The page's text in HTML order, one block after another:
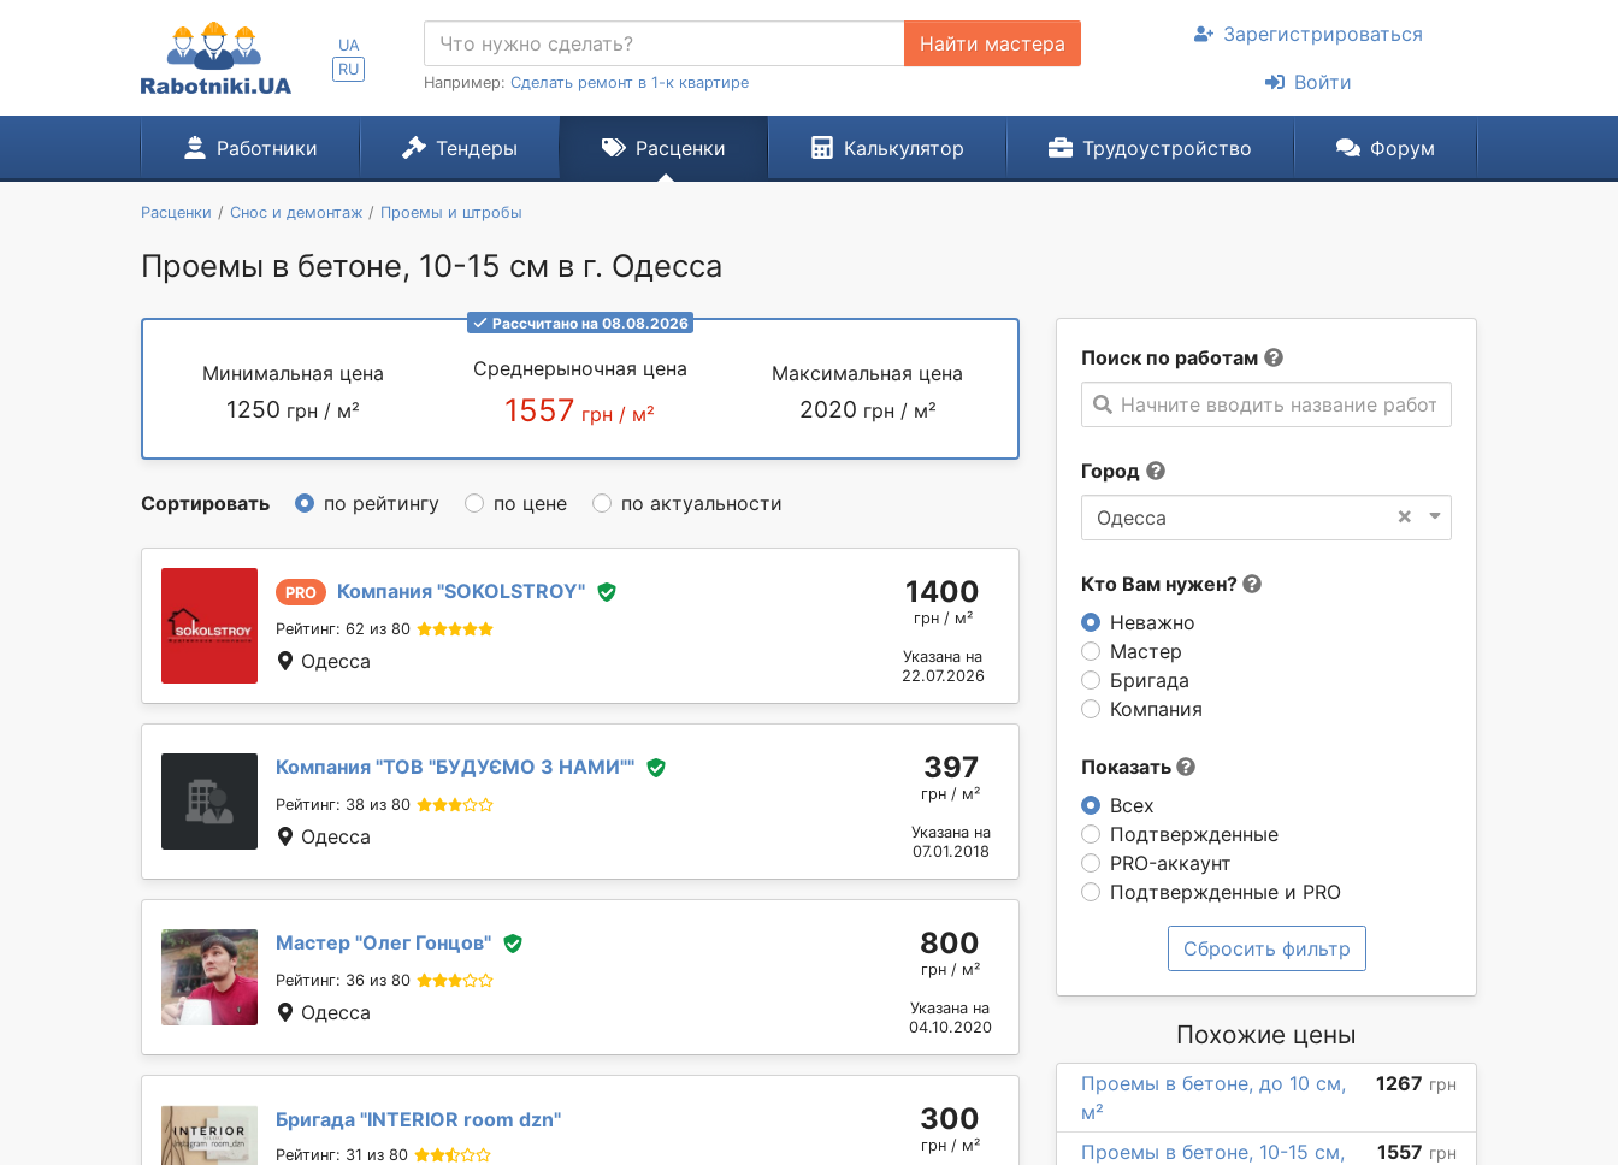
UA
RU
Найти мастера
Например: Сделать ремонт в 1-к квартире
Зарегистрироваться
Войти
Работники Тендеры Расценки Калькулятор Трудоустройство Форум
Расценки Снос и демонтаж Проемы и штробы
Проемы в бетоне, 10-15 см в г. Одесса
Поиск по работам
Начните вводить название работы
Город
×
Одесса
Кто Вам нужен?
Неважно
Мастер
Бригада
Компания
Показать
Всех
Подтвержденные
PRO-аккаунт
Подтвержденные и PRO
Сбросить фильтр
Рассчитано на 08.08.2026
Минимальная цена
1250 грн / м²
Среднерыночная цена
1557 грн / м²
Максимальная цена
2020 грн / м²
Сортировать по рейтингу по цене по актуальности
PRO Компания "SOKOLSTROY"
Рейтинг: 62 из 80
Одесса
1400
грн / м²
Указана на
22.07.2026
Компания "ТОВ "БУДУЄМО З НАМИ""
Рейтинг: 38 из 80
Одесса
397
грн / м²
Указана на
07.01.2018
Мастер "Олег Гонцов"
Рейтинг: 36 из 80
Одесса
800
грн / м²
Указана на
04.10.2020
Бригада "INTERIOR room dzn"
Рейтинг: 31 из 80
300
грн / м²
Похожие цены
Проемы в бетоне, до 10 см,
м²
1267 грн
Проемы в бетоне, 10-15 см,
1557 грн